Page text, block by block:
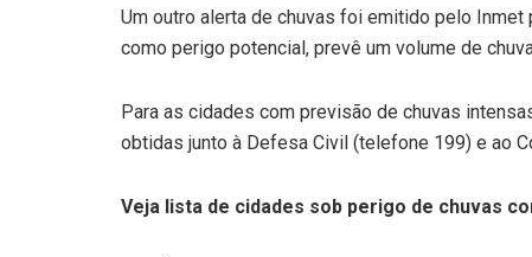
Um outro alerta de chuvas foi emitido pelo
como perigo potencial, prevê um volume de
Para as cidades com previsão de chuvas
obtidas junto à Defesa Civil (telefone 199) e ao
Veja lista de cidades sob perigo de chuvas